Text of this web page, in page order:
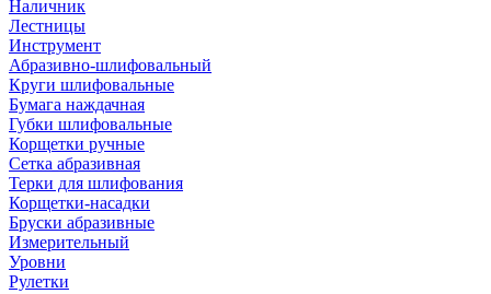
Наличник
Лестницы
Инструмент
Абразивно-шлифовальный
Круги шлифовальные
Бумага наждачная
Губки шлифовальные
Корщетки ручные
Сетка абразивная
Терки для шлифования
Корщетки-насадки
Бруски абразивные
Измерительный
Уровни
Рулетки